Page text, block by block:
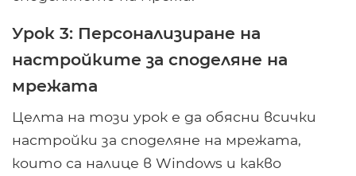
Урок 3: Персонализиране на
настройките за споделяне на
мрежата
Целта на този урок е да обясни всички
настройки за споделяне на мрежата,
които са налице в Windows и какво